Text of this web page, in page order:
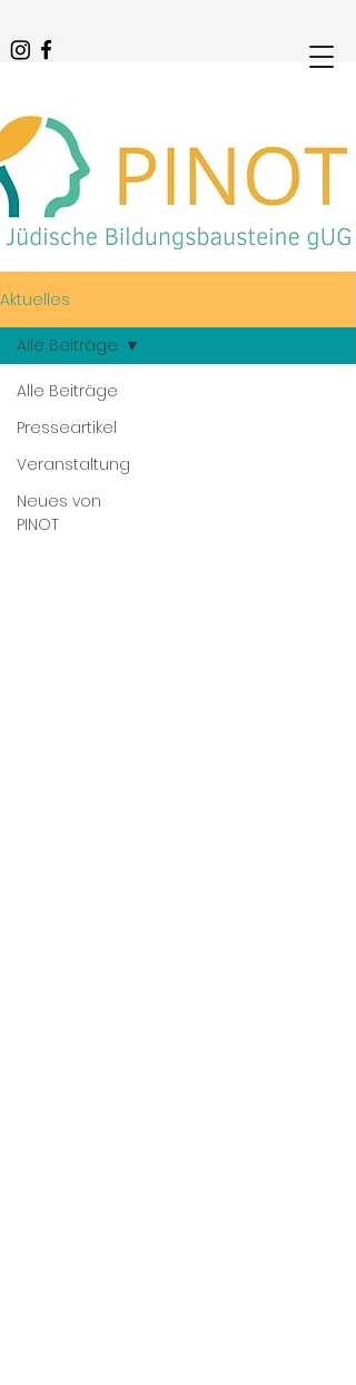
Aktuelles
Alle Beiträge
Presseartikel
Veranstaltung
Neues von
PINOT
Alle Beiträge